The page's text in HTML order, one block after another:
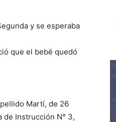
y se esperaba
que el bebé quedó
Martí, de 26
de Instrucción N° 3,